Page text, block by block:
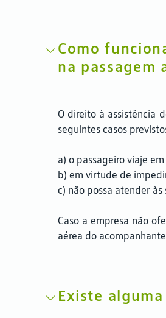
Como
na passagem
O direito à assistência
seguintes casos
a) o passageiro viaje
b) em virtude de
c) não possa atender
Caso a empresa não
aérea do
Existe